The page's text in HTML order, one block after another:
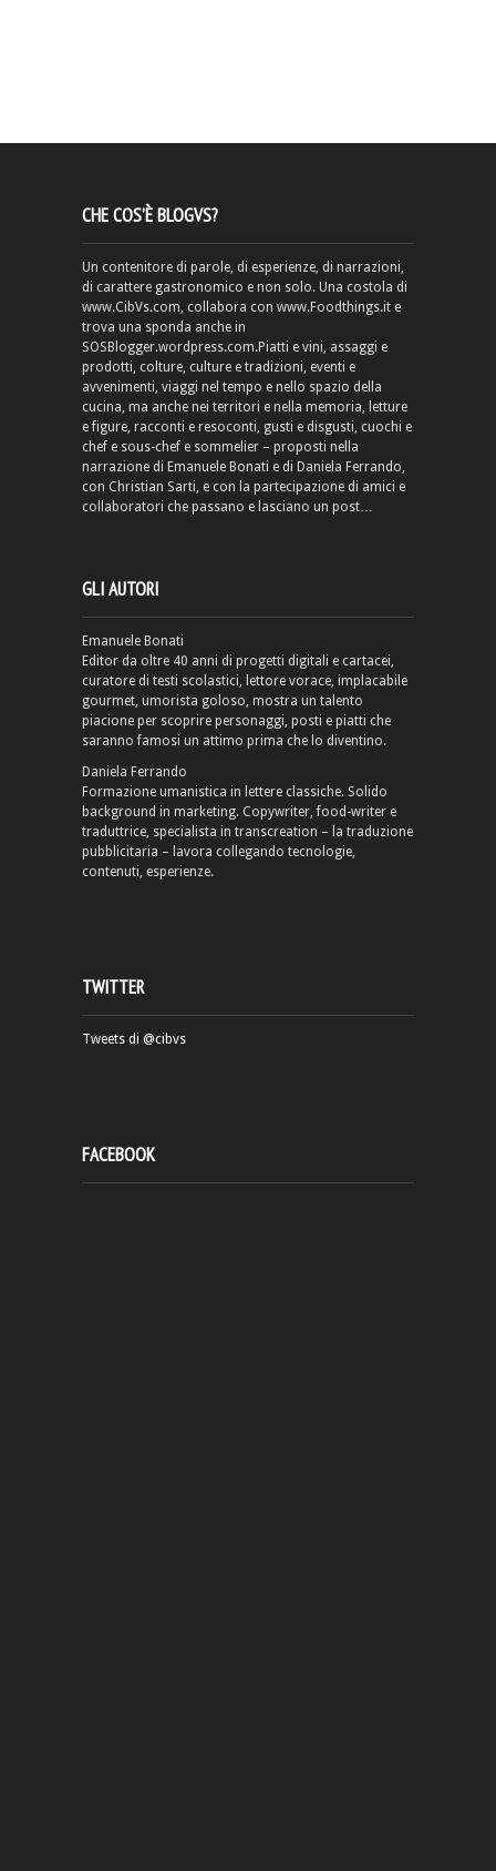
CHE COS’È BLOGVS?
Un contenitore di parole, di esperienze, di narrazioni,
di carattere gastronomico e non solo. Una costola di
www.CibVs.com, collabora con www.Foodthings.it e
trova una sponda anche in
SOSBlogger.wordpress.com.Piatti e vini, assaggi e
prodotti, colture, culture e tradizioni, eventi e
avvenimenti, viaggi nel tempo e nello spazio della
cucina, ma anche nei territori e nella memoria, letture
e figure, racconti e resoconti, gusti e disgusti, cuochi e
chef e sous-chef e sommelier – proposti nella
narrazione di Emanuele Bonati e di Daniela Ferrando,
con Christian Sarti, e con la partecipazione di amici e
collaboratori che passano e lasciano un post…
GLI AUTORI
Emanuele Bonati
Editor da oltre 40 anni di progetti digitali e cartacei,
curatore di testi scolastici, lettore vorace, implacabile
gourmet, umorista goloso, mostra un talento
piacione per scoprire personaggi, posti e piatti che
saranno famosi un attimo prima che lo diventino.
Daniela Ferrando
Formazione umanistica in lettere classiche. Solido
background in marketing. Copywriter, food-writer e
traduttrice, specialista in transcreation – la traduzione
pubblicitaria – lavora collegando tecnologie,
contenuti, esperienze.
TWITTER
Tweets di @cibvs
FACEBOOK